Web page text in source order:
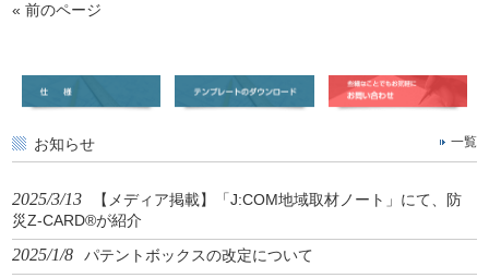
« 前のページ
お知らせ 一覧
2025/3/13
【メディア掲載】「J:COM地域取材ノート」にて、防
災Z-CARD®が紹介
2025/1/8 パテントボックスの改定について